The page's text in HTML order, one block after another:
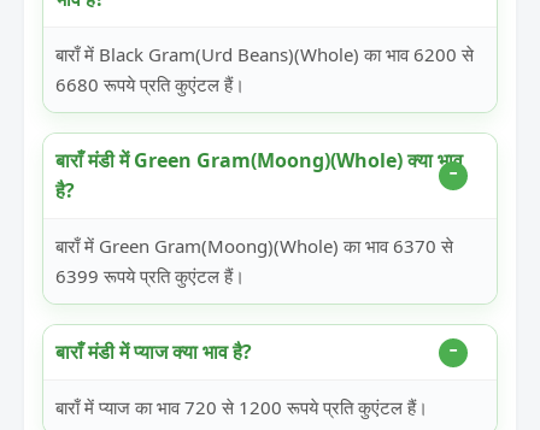
बाराँ में Black Gram(Urd Beans)(Whole) का भाव 6200 से
6680 रूपये प्रति कुएंटल हैं।
बाराँ मंडी में Green Gram(Moong)(Whole) क्या भाव
है?
बाराँ में Green Gram(Moong)(Whole) का भाव 6370 से
6399 रूपये प्रति कुएंटल हैं।
बाराँ मंडी में प्याज क्या भाव है?
बाराँ में प्याज का भाव 720 से 1200 रूपये प्रति कुएंटल हैं।